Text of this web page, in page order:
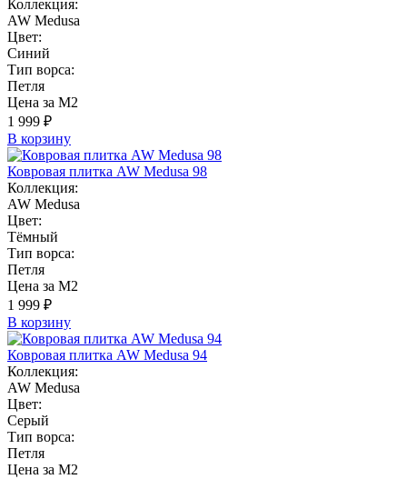
Коллекция:
AW Medusa
Цвет:
Синий
Тип ворса:
Петля
Цена за М2
1 999 ₽
В корзину
Ковровая плитка AW Medusa 98
Коллекция:
AW Medusa
Цвет:
Тёмный
Тип ворса:
Петля
Цена за М2
1 999 ₽
В корзину
Ковровая плитка AW Medusa 94
Коллекция:
AW Medusa
Цвет:
Серый
Тип ворса:
Петля
Цена за М2